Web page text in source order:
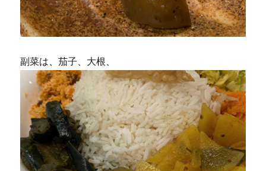
副菜は、茄子、大根、